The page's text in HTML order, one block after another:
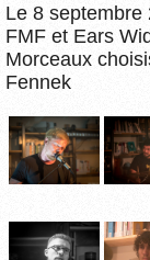
Le 8 septembre
FMF et Ears
Morceaux
Fennek